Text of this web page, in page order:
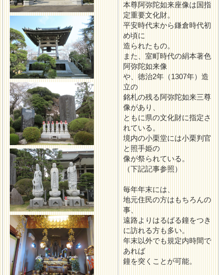
本尊阿弥陀如来座像は国指
定重要文化財。
平安時代末から鎌倉時代初
め頃に
造られたもの。
また、室町時代の絹本著色
阿弥陀如来像
や、徳治2年（1307年）造
立の
銘札の残る阿弥陀如来三尊
像があり、
ともに県の文化財に指定さ
れている。
境内の小栗堂には小栗判官
と照手姫の
像が祭られている。
（下記記事参照）
毎年年末には、
地元住民の方はもちろんの
事、
遠路よりはるばる鐘をつき
に訪れる方も多い。
年末以外でも規定内時間で
あれば
鐘を突くことが可能。